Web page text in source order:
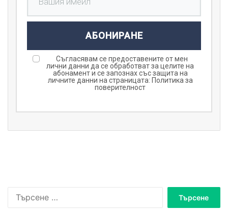
АБОНИРАНЕ
Съгласявам се предоставените от мен
лични данни да се обработват за целите на
абонамент и се запознах със защита на
личните данни на страницата: Политика за
поверителност